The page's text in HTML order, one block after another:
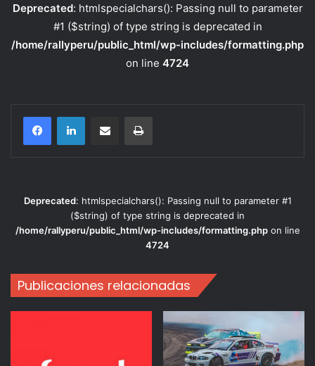
Deprecated: htmlspecialchars(): Passing null to parameter
#1 ($string) of type string is deprecated in
/home/rallyperu/public_html/wp-includes/formatting.php
on line 4724
Compartir por correo electrónicoImprimir
Deprecated: htmlspecialchars(): Passing null to parameter #1
($string) of type string is deprecated in
/home/rallyperu/public_html/wp-includes/formatting.phpon line
4724
Publicaciones relacionadas